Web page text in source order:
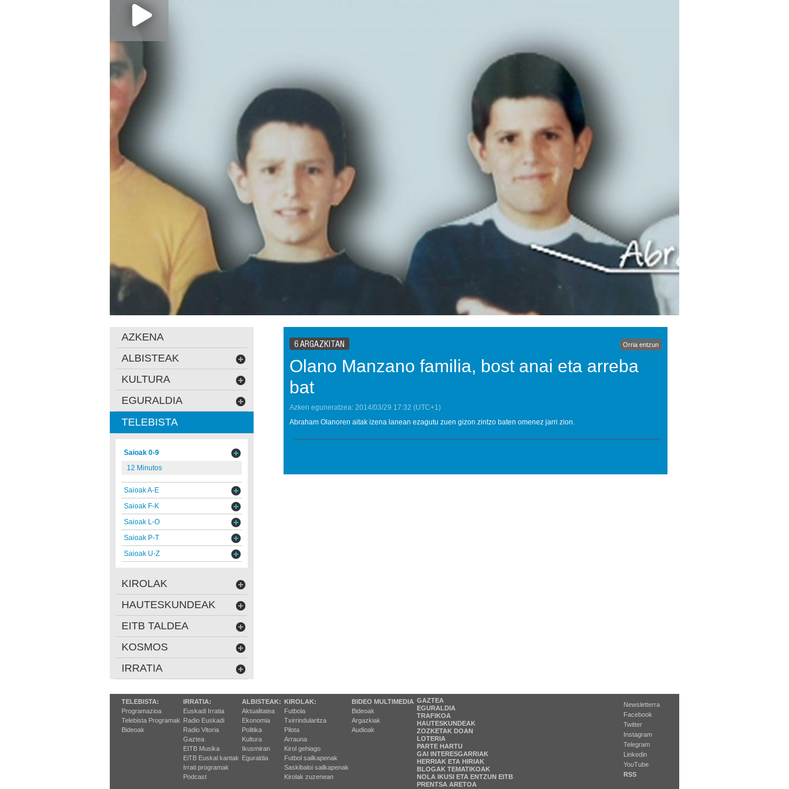
6 ARGAZKITAN Orria entzun
Olano Manzano familia, bost anai eta arreba
bat
Azken eguneratzea: 2014/03/29 17:32 (UTC+1)
Abraham Olanoren aitak izena lanean ezagutu zuen gizon zintzo baten omenez jarri zion.
AZKENA
ALBISTEAK
KULTURA
EGURALDIA
TELEBISTA
Saioak 0-9
12 Minutos
Saioak A-E
Saioak F-K
Saioak L-O
Saioak P-T
Saioak U-Z
KIROLAK
HAUTESKUNDEAK
EITB TALDEA
KOSMOS
IRRATIA
TELEBISTA:
Programazioa
Telebista Programak
Bideoak
IRRATIA:
Euskadi Irratia
Radio Euskadi
Radio Vitoria
Gaztea
EITB Musika
EiTB Euskal kantak
Irrati programak
Podcast
ALBISTEAK:
Aktualitatea
Ekonomia
Politika
Kultura
Ikusmiran
Eguraldia
KIROLAK:
Futbola
Txirrindularitza
Pilota
Arrauna
Kirol gehiago
Futbol sailkapenak
Saskibaloi sailkapenak
Kirolak zuzenean
BIDEO MULTIMEDIA
Bideoak
Argazkiak
Audioak
GAZTEA
EGURALDIA
TRAFIKOA
HAUTESKUNDEAK
ZOZKETAK DOAN
LOTERIA
PARTE HARTU
GAI INTERESGARRIAK
HERRIAK ETA HIRIAK
BLOGAK TEMATIKOAK
NOLA IKUSI ETA ENTZUN EITB
PRENTSA ARETOA
Newsletterra
Facebook
Twitter
Instagram
Telegram
Linkedin
YouTube
RSS